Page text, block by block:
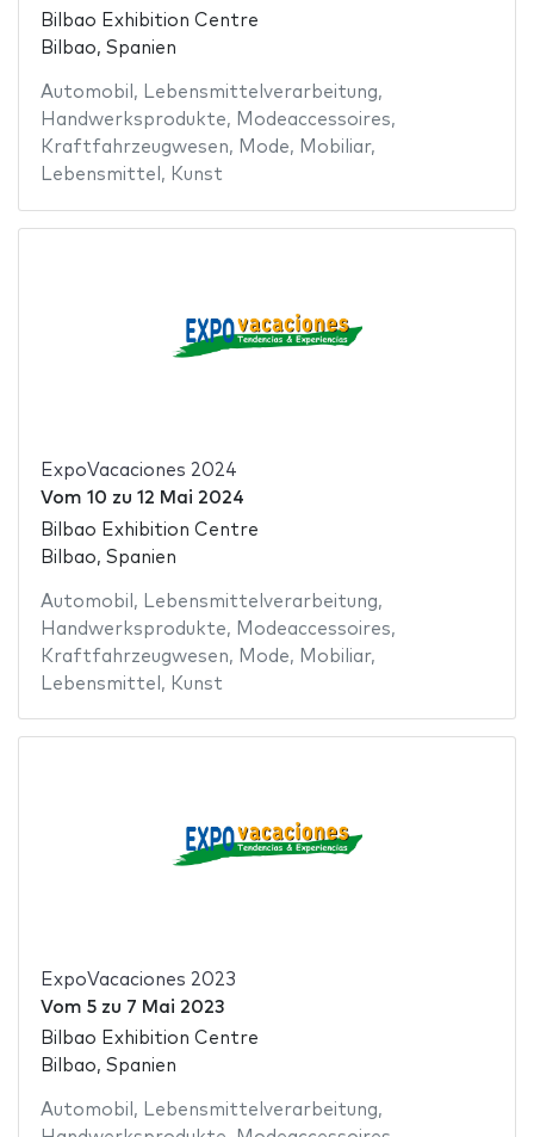
Bilbao Exhibition Centre
Bilbao, Spanien
Automobil , Lebensmittelverarbeitung,
Handwerksprodukte, Modeaccessoires,
Kraftfahrzeugwesen, Mode, Mobiliar,
Lebensmittel , Kunst
ExpoVacaciones 2024
Vom 10 zu 12 Mai 2024
Bilbao Exhibition Centre
Bilbao, Spanien
Automobil , Lebensmittelverarbeitung,
Handwerksprodukte, Modeaccessoires,
Kraftfahrzeugwesen, Mode, Mobiliar,
Lebensmittel , Kunst
ExpoVacaciones 2023
Vom 5zu 7 Mai 2023
Bilbao Exhibition Centre
Bilbao, Spanien
Automobil , Lebensmittelverarbeitung,